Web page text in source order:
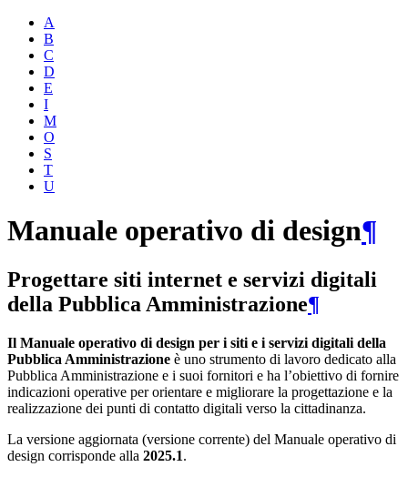
A
B
C
D
E
I
M
O
S
T
U
Manuale operativo di design¶
Progettare siti internet e servizi digitali
della Pubblica Amministrazione¶
Il Manuale operativo di design per i siti e i servizi digitali della
Pubblica Amministrazione è uno strumento di lavoro dedicato alla
Pubblica Amministrazione e i suoi fornitori e ha l’obiettivo di fornire
indicazioni operative per orientare e migliorare la progettazione e la
realizzazione dei punti di contatto digitali verso la cittadinanza.
La versione aggiornata (versione corrente) del Manuale operativo di
design corrisponde alla 2025.1.